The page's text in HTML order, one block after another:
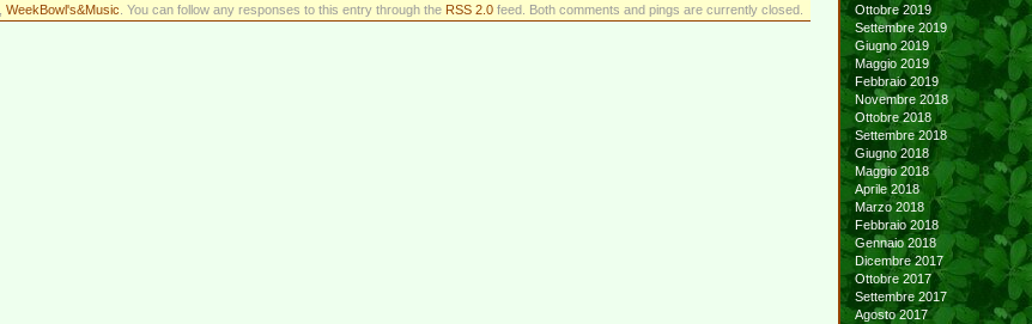
WeekBowl's&Music . You can follow any responses to this entry through the RSS 2.0feed. Both comments and pings are currently closed.
Ottobre 2019
Settembre 2019
Giugno 2019
Maggio 2019
Febbraio 2019
Novembre 2018
Ottobre 2018
Settembre 2018
Giugno 2018
Maggio 2018
Aprile 2018
Marzo 2018
Febbraio 2018
Gennaio 2018
Dicembre 2017
Ottobre 2017
Settembre 2017
Agosto 2017